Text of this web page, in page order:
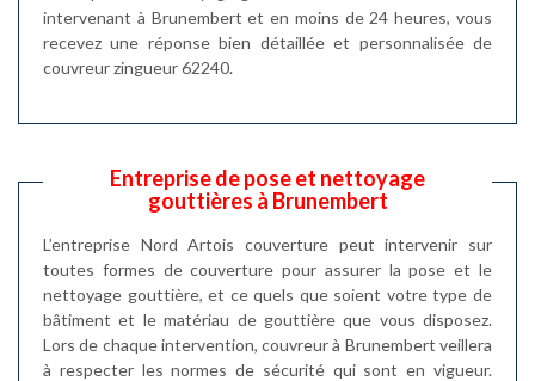
intervenant à Brunembert et en moins de 24 heures, vous
recevez une réponse bien détaillée et personnalisée de
couvreur zingueur 62240.
Entreprise de pose et nettoyage
gouttières à Brunembert
L’entreprise Nord Artois couverture peut intervenir sur
toutes formes de couverture pour assurer la pose et le
nettoyage gouttière, et ce quels que soient votre type de
bâtiment et le matériau de gouttière que vous disposez.
Lors de chaque intervention, couvreur à Brunembert veillera
à respecter les normes de sécurité qui sont en vigueur.